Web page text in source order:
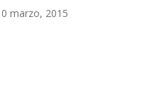
marzo, 2015